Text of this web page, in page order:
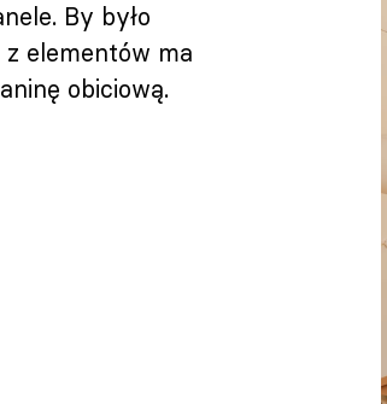
By było
elementów ma
obiciową.